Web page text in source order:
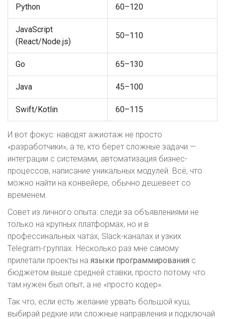
Python 60–120
JavaScript
(React/Node.js)
50–110
Go 65–130
Java 45–100
Swift/Kotlin 60–115
И вот фокус: наводят ажиотаж не просто
«разработчики», а те, кто берет сложные задачи —
интеграции с системами, автоматизация бизнес-
процессов, написание уникальных модулей. Всё, что
можно найти на конвейере, обычно дешевеет со
временем.
Совет из личного опыта: следи за объявлениями не
только на крупных платформах, но и в
профессинальных чатах, Slack-каналах и узких
Telegram-группах. Несколько раз мне самому
прилетали проекты на языки программирования с
бюджетом выше средней ставки, просто потому что
там нужен был опыт, а не «просто кодер».
Так что, если есть желание урвать большой куш,
выбирай редкие или сложные направления и подключай